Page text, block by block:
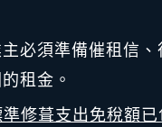
必須準備催租信
租金。
修葺支出免稅額已